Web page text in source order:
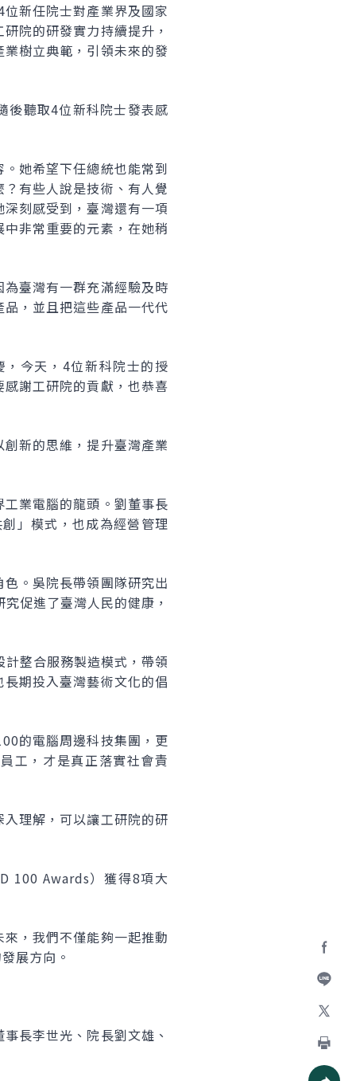
加入好
列印
新任院士對產業界及國家
院的研發實力持續提升，
樹立典範，引領未來的發
後聽取4位新科院士發表感
她希望下任總統也能常到
有些人說是技術、有人覺
刻感受到，臺灣還有一項
非常重要的元素，在她稍
臺灣有一群充滿經驗及時
，並且把這些產品一代代
今天，4位新科院士的授
謝工研院的貢獻，也恭喜
新的思維，提升臺灣產業
業電腦的龍頭。劉董事長
」模式，也成為經營管理
。吳院長帶領團隊研究出
促進了臺灣人民的健康，
整合服務製造模式，帶領
期投入臺灣藝術文化的倡
的電腦周邊科技集團，更
工，才是真正落實社會責
理解，可以讓工研院的研
100 Awards）獲得8項大
，我們不僅能夠一起推動
展方向。
長李世光、院長劉文雄、